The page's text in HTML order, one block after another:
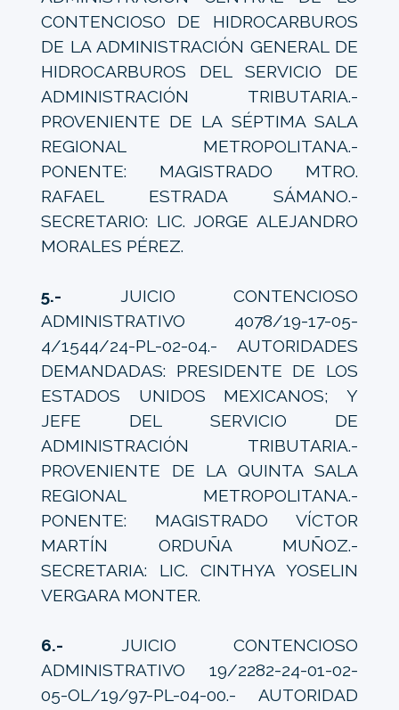
CONTENCIOSO DE HIDROCARBUROS
DE LA ADMINISTRACIÓN GENERAL DE
HIDROCARBUROS DEL SERVICIO DE
ADMINISTRACIÓN TRIBUTARIA.-
PROVENIENTE DE LA SÉPTIMA SALA
REGIONAL METROPOLITANA.-
PONENTE: MAGISTRADO MTRO.
RAFAEL ESTRADA SÁMANO.-
SECRETARIO: LIC. JORGE ALEJANDRO
MORALES PÉREZ.
5.- JUICIO CONTENCIOSO
ADMINISTRATIVO 4078/19-17-05-
4/1544/24-PL-02-04.- AUTORIDADES
DEMANDADAS: PRESIDENTE DE LOS
ESTADOS UNIDOS MEXICANOS; Y
JEFE DEL SERVICIO DE
ADMINISTRACIÓN TRIBUTARIA.-
PROVENIENTE DE LA QUINTA SALA
REGIONAL METROPOLITANA.-
PONENTE: MAGISTRADO VÍCTOR
MARTÍN ORDUÑA MUÑOZ.-
SECRETARIA: LIC. CINTHYA YOSELIN
VERGARA MONTER.
6.- JUICIO CONTENCIOSO
ADMINISTRATIVO 19/2282-24-01-02-
05-OL/19/97-PL-04-00.- AUTORIDAD